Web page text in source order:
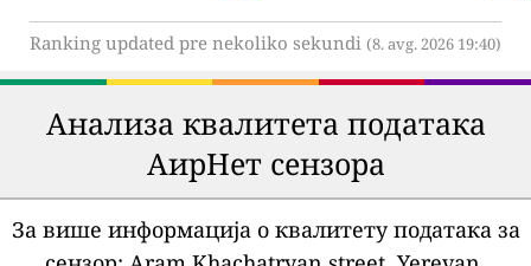
Ranking updated pre nekoliko sekundi (8. avg. 2026 19:40)
Анализа квалитета података
АирНет сензора
За више информација о квалитету података за